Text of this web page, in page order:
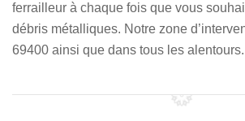
ferrailleur à chaque fois que vous
débris métalliques. Notre zone
69400 ainsi que dans tous les alentours.